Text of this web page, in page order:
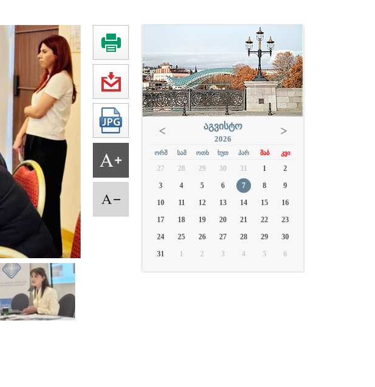
< ᲐᲒᲕᲘᲡᲢᲝ
2026
>
ᲝᲠᲨ ᲡᲐᲛ ᲝᲗᲮ ᲮᲣᲗ ᲞᲐᲠ ᲨᲐᲑ ᲙᲕᲘ
27 28 29 30 31 1
2
3
4 5 6 7 8
9
10
11 12 13 14 15
16
17
18 19 20 21 22
23
24
25 26 27 28 29
30
31
1 2 3 4 5 6